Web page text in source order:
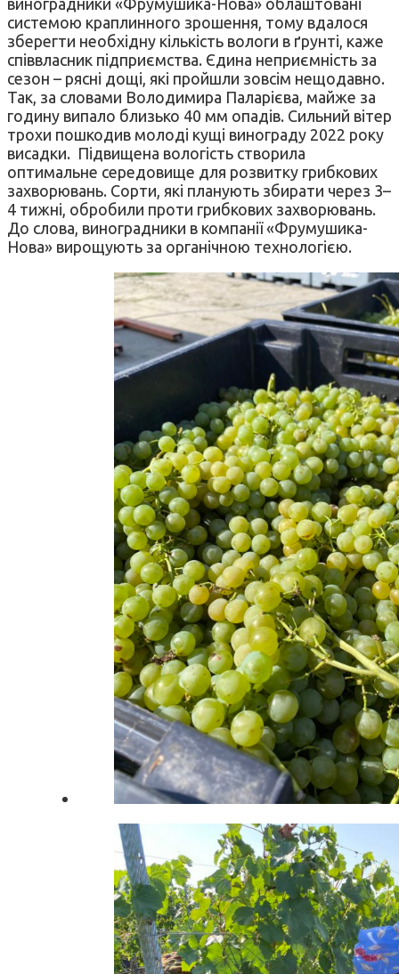
системою краплинного зрошення, тому вдалося
зберегти необхідну кількість вологи в ґрунті, каже
співвласник підприємства. Єдина неприємність за
сезон – рясні дощі, які пройшли зовсім нещодавно.
Так, за словами Володимира Паларієва, майже за
годину випало близько 40 мм опадів. Сильний вітер
трохи пошкодив молоді кущі винограду 2022 року
висадки. Підвищена вологість створила
оптимальне середовище для розвитку грибкових
захворювань. Сорти, які планують збирати через 3–
4 тижні, обробили проти грибкових захворювань.
До слова, виноградники в компанії «Фрумушика-
Нова» вирощують за органічною технологією.